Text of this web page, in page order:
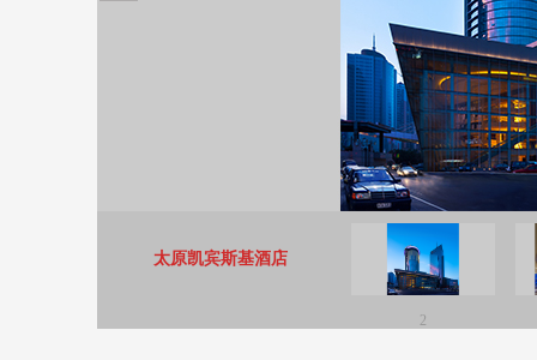
太原凯宾斯基酒店
2